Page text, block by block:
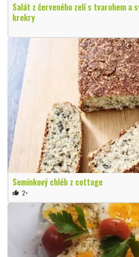
Salát z červeného zelí s tvarohem a
krekry
Semínkový chléb z cottage
thumb_up 2×